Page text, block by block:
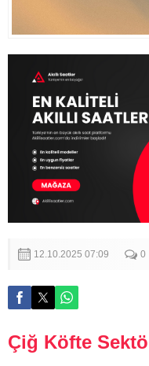
12.10.2025 07:09 0
Çiğ Köfte